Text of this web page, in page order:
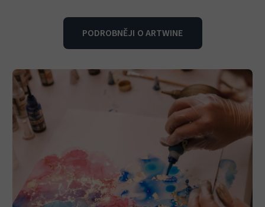
PODROBNĚJI O ARTWINE